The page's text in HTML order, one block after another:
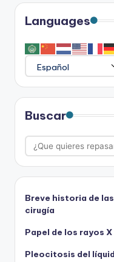
Languages
Buscar
Breve historia de
cirugía
Papel de los rayos
Pleocitosis del